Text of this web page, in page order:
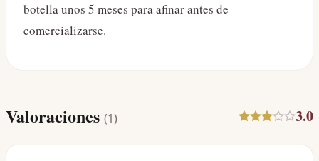
botella unos 5 meses para afinar antes de
comercializarse.
Valoraciones (1) 3.0